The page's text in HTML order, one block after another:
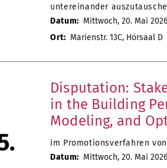
untereinander
Datum: Mittwoch, 20. Mai
Ort: Marienstr. 13C, Hörsaal D
Disputation:
in the Building
Modeling, and
im Promotionsverfahren
Datum: Mittwoch, 20. Mai